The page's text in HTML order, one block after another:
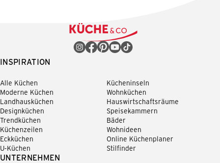
INSPIRATION
Alle Küchen
Moderne Küchen
Landhausküchen
Designküchen
Trendküchen
Küchenzeilen
Eckküchen
U-Küchen
Kücheninseln
Wohnküchen
Hauswirtschaftsräume
Speisekammern
Bäder
Wohnideen
Online Küchenplaner
Stilfinder
UNTERNEHMEN